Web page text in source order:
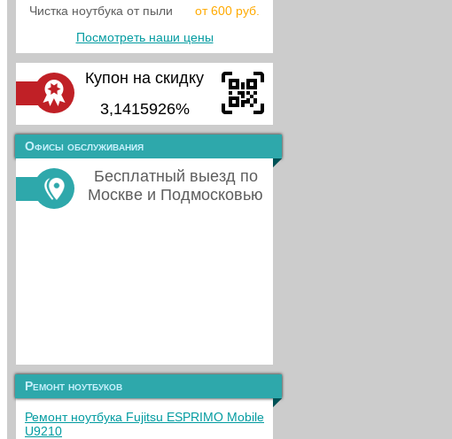
Чистка ноутбука от пыли
от 600 руб.
Посмотреть наши цены
Купон на скидку
3,1415926%
Офисы обслуживания
Бесплатный выезд по
Москве и Подмосковью
Ремонт ноутбуков
Ремонт ноутбука Fujitsu ESPRIMO Mobile
U9210